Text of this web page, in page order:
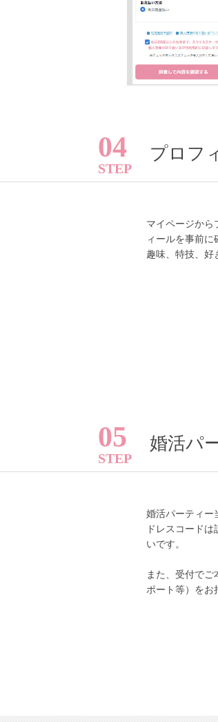
04 プロフ
マイページから
ィールを事前
趣味、特技、好
05 婚活パ
婚活パーティー
ドレスコード
いです。
また、受付で
ポート等）をお